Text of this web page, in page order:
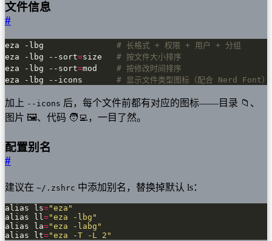
文件信息
#
eza -lbg # 长格式 + 权限 + 用户 + 分组
eza -lbg --sort=size # 按文件大小排序
eza -lbg --sort=mod # 按修改时间排序
eza -lbg --icons # 显示文件类型图标（配合 Nerd Font）
加上 --icons 后，每个文件前都有对应的图标——目录 📁、
图片 🖼️、代码 🧑‍💻，一目了然。
配置别名
#
建议在 ~/.zshrc 中添加别名，替换掉默认 ls：
alias ls="eza"
alias ll="eza -lbg"
alias la="eza -labg"
alias lt="eza -T -L 2"